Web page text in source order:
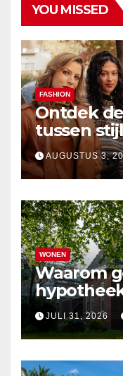
YOU MISSED
FASHION
Ontdek
tussen
nieuwste
AUGUSTUS 3,
WONEN
Waarom
dan alleen
JULI 31, 2026